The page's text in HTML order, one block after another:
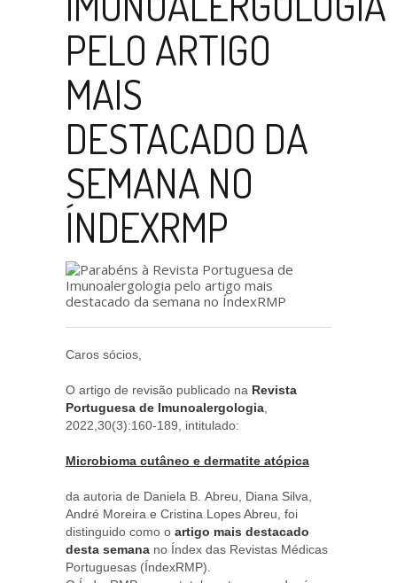
PELO ARTIGO
MAIS
DESTACADO DA
SEMANA NO
ÍNDEXRMP
Caros sócios,
O artigo de revisão publicado na Revista
Portuguesa de Imunoalergologia
2022,30(3):160-189, intitulado:
Microbioma cutâneo e dermatite atópica
da autoria de Daniela B. Abreu, Diana Silva,
André Moreira e Cristina Lopes Abreu, foi
distinguido como o artigo mais destacado
desta semana no Índex das Revistas Médicas
Portuguesas (ÍndexRMP).